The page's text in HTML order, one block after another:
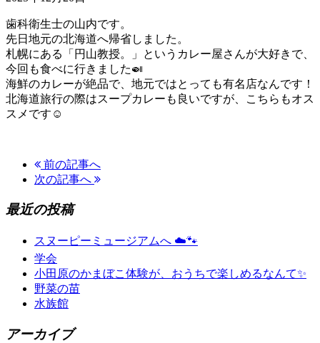
歯科衛生士の山内です。
先日地元の北海道へ帰省しました。
札幌にある「円山教授。」というカレー屋さんが大好きで、
今回も食べに行きました🍛
海鮮のカレーが絶品で、地元ではとっても有名店なんです！
北海道旅行の際はスープカレーも良いですが、こちらもオス
スメです☺️
前の記事へ
次の記事へ
最近の投稿
スヌーピーミュージアムへ ☁️🐾
学会
小田原のかまぼこ体験が、おうちで楽しめるなんて✨
野菜の苗
水族館
アーカイブ